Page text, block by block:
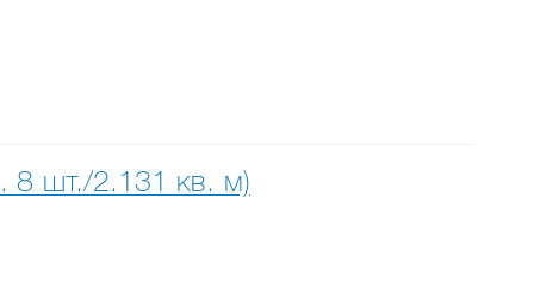
8 шт./2.131 кв. м)